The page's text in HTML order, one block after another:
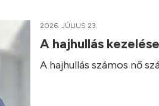
2026. JÚLIUS 23.
A hajhullás
A hajhullás számos nő